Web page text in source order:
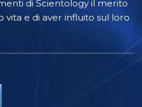
di Scientology il merito
vita e di aver influito sul loro